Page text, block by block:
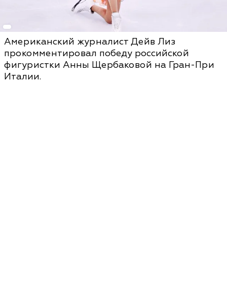
Американский журналист Дейв Лиз
прокомментировал победу российской
фигуристки Анны Щербаковой на Гран-При
Италии.